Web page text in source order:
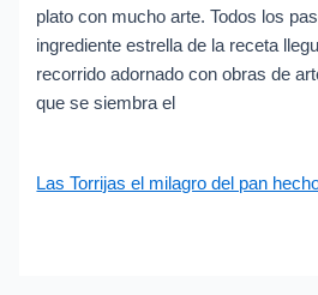
plato con mucho arte. Todos los
ingrediente estrella de la receta
recorrido adornado con obras de
que se siembra el
Las Torrijas el milagro del pan